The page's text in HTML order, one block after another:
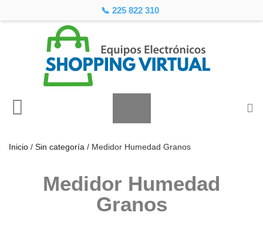
📞 225 822 310
Inicio / Sin categoría / Medidor Humedad Granos
Medidor Humedad
Granos